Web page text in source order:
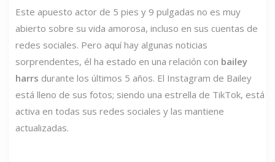
Este apuesto actor de 5 pies y 9 pulgadas no es muy
abierto sobre su vida amorosa, incluso en sus cuentas de
redes sociales. Pero aquí hay algunas noticias
sorprendentes, él ha estado en una relación con bailey
harrs durante los últimos 5 años. El Instagram de Bailey
está lleno de sus fotos; siendo una estrella de TikTok, está
activa en todas sus redes sociales y las mantiene
actualizadas.